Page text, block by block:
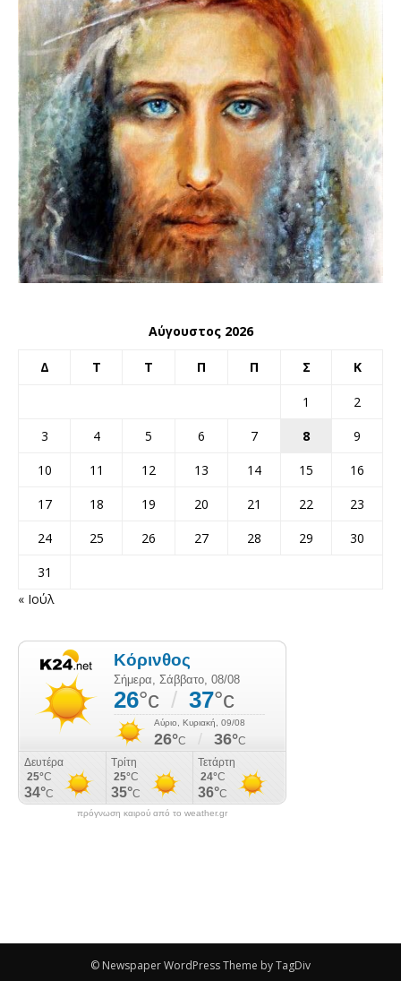
Αύγουστος 2026
Δ Τ Τ Π Π Σ Κ
1
2
3
4 5 6 7 8
9
10
11 12 13 14 15
16
17
18 19 20 21 22
23
24
25 26 27 28 29
30
31
« Ιούλ
πρόγνωση καιρού από το weather.gr
© Newspaper WordPress Theme by TagDiv